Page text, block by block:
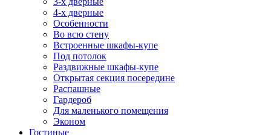
4-х дверные
Особенности
Во всю стену
Встроенные шкафы-купе
Под потолок
Раздвижные шкафы-купе
Открытая секция посередине
Распашные
Гардероб
Для маленького помещения
Эконом
Гостиные